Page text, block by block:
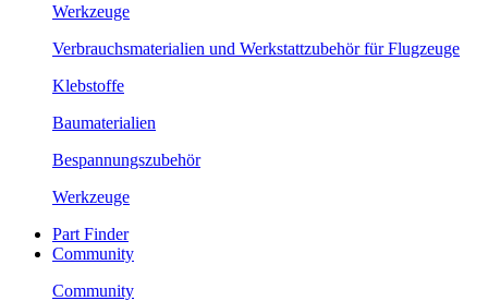
Werkzeuge
Verbrauchsmaterialien und Werkstattzubehör für Flugzeuge
Klebstoffe
Baumaterialien
Bespannungszubehör
Werkzeuge
Part Finder
Community
Community